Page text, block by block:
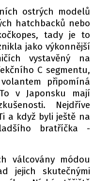
ostrých modelů
hatchbacků nebo
tady je to
jako výkonnější
vystavěný na
C segmentu,
připomíná
v Japonsku mají
Nejdříve
a když byli ještě na
bratříčka -
válcovány módou
jejich skutečnými